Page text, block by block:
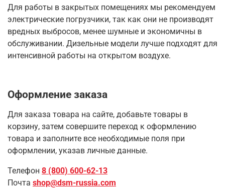
Для работы в закрытых помещениях мы рекомендуем
электрические погрузчики, так как они не производят
вредных выбросов, менее шумные и экономичны в
обслуживании. Дизельные модели лучше подходят для
интенсивной работы на открытом воздухе.
Оформление заказа
Для заказа товара на сайте, добавьте товары в
корзину, затем совершите переход к оформлению
товара и заполните все необходимые поля при
оформлении, указав личные данные.
Телефон 8 (800) 600-62-13
Почта shop@dsm-russia.com